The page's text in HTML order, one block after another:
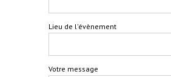
Lieu de l'évènement
Votre message